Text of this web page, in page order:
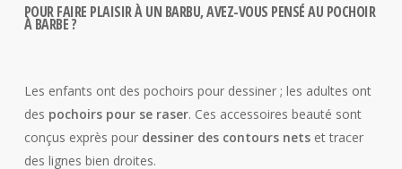
POUR FAIRE PLAISIR À UN BARBU, AVEZ-VOUS PENSÉ AU POCHOIR
À BARBE ?
Les enfants ont des pochoirs pour dessiner ; les adultes ont
des pochoirs pour se raser. Ces accessoires beauté sont
conçus exprès pour dessiner des contours netset tracer
des lignes bien droites.